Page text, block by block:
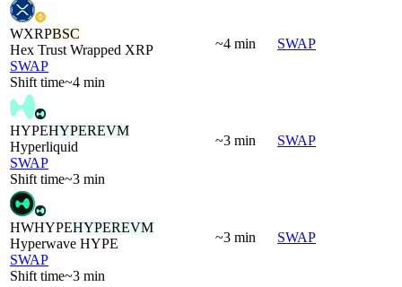
WXRPBSC
Hex Trust Wrapped XRP
SWAP
Shift time~4 min
~4 min SWAP
HYPEHYPEREVM
Hyperliquid
SWAP
Shift time~3 min
~3 min SWAP
HWHYPEHYPEREVM
Hyperwave HYPE
SWAP
Shift time~3 min
~3 min SWAP